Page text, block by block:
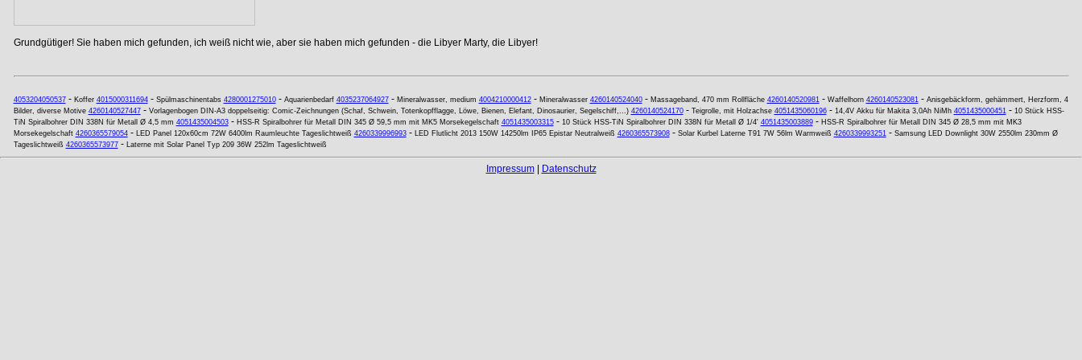
Grundgütiger! Sie haben mich gefunden, ich weiß nicht wie, aber sie haben mich gefunden - die Libyer Marty, die Libyer!
4053204050537- Koffer 4015000311694- Spülmaschinentabs 4280001275010- Aquarienbedarf 4035237064927- Mineralwasser, medium 4004210000412- Mineralwasser 4260140524040- Massageband, 470 mm Rollfläche 4260140520981- Waffelhorn 4260140523081- Anisgebäckform, gehämmert, Herzform, 4
Bilder, diverse Motive 4260140527447- Vorlagenbogen DIN-A3 doppelseitig: Comic-Zeichnungen (Schaf, Schwein, Totenkopfflagge, Löwe, Bienen, Elefant, Dinosaurier, Segelschiff,...) 4260140524170- Teigrolle, mit Holzachse 4051435060196- 14,4V Akku für Makita 3,0Ah NiMh 4051435000451- 10 Stück HSS-
TiN Spiralbohrer DIN 338N für Metall Ø 4,5 mm 4051435004503- HSS-R Spiralbohrer für Metall DIN 345 Ø 59,5 mm mit MK5 Morsekegelschaft 4051435003315- 10 Stück HSS-TiN Spiralbohrer DIN 338N für Metall Ø 1/4' 4051435003889- HSS-R Spiralbohrer für Metall DIN 345 Ø 28,5 mm mit MK3
Morsekegelschaft 4260365579054- LED Panel 120x60cm 72W 6400lm Raumleuchte Tageslichtweiß 4260339996993- LED Flutlicht 2013 150W 14250lm IP65 Epistar Neutralweiß 4260365573908- Solar Kurbel Laterne T91 7W 56lm Warmweiß 4260339993251- Samsung LED Downlight 30W 2550lm 230mm Ø
Tageslichtweiß 4260365573977- Laterne mit Solar Panel Typ 209 36W 252lm Tageslichtweiß
Impressum| Datenschutz